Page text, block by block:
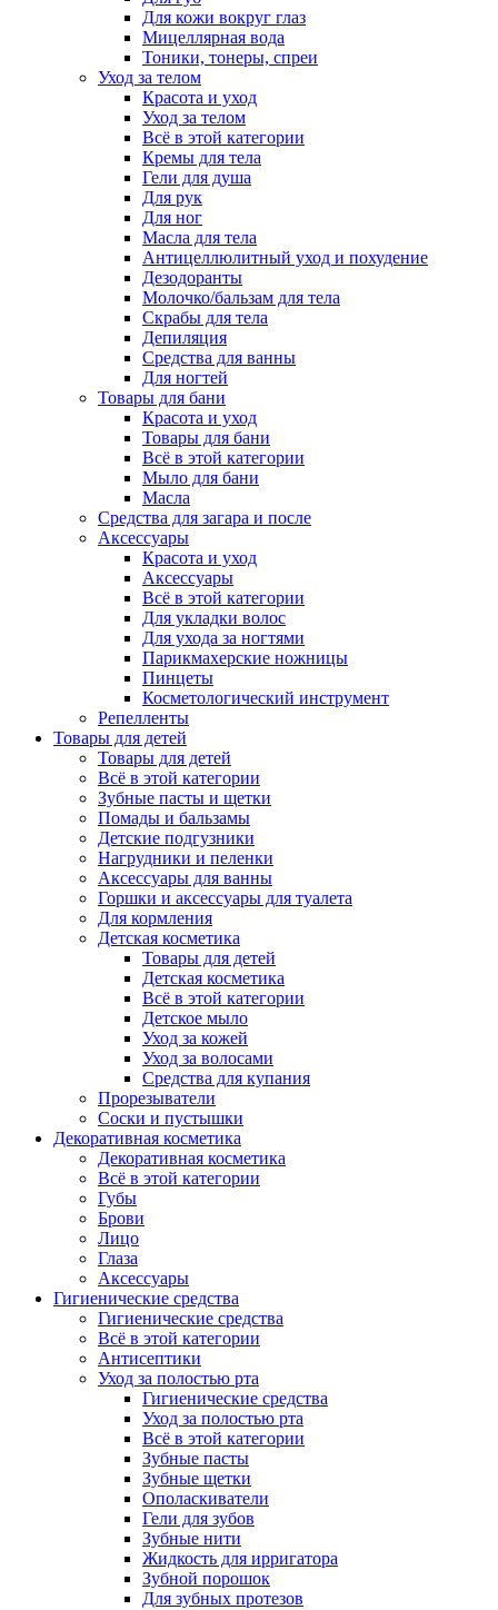
Для кожи вокруг глаз
Мицеллярная вода
Тоники, тонеры, спреи
Уход за телом
Красота и уход
Уход за телом
Всё в этой категории
Кремы для тела
Гели для душа
Для рук
Для ног
Масла для тела
Антицеллюлитный уход и похудение
Дезодоранты
Молочко/бальзам для тела
Скрабы для тела
Депиляция
Средства для ванны
Для ногтей
Товары для бани
Красота и уход
Товары для бани
Всё в этой категории
Мыло для бани
Масла
Средства для загара и после
Аксессуары
Красота и уход
Аксессуары
Всё в этой категории
Для укладки волос
Для ухода за ногтями
Парикмахерские ножницы
Пинцеты
Косметологический инструмент
Репелленты
Товары для детей
Товары для детей
Всё в этой категории
Зубные пасты и щетки
Помады и бальзамы
Детские подгузники
Нагрудники и пеленки
Аксессуары для ванны
Горшки и аксессуары для туалета
Для кормления
Детская косметика
Товары для детей
Детская косметика
Всё в этой категории
Детское мыло
Уход за кожей
Уход за волосами
Средства для купания
Прорезыватели
Соски и пустышки
Декоративная косметика
Декоративная косметика
Всё в этой категории
Губы
Брови
Лицо
Глаза
Аксессуары
Гигиенические средства
Гигиенические средства
Всё в этой категории
Антисептики
Уход за полостью рта
Гигиенические средства
Уход за полостью рта
Всё в этой категории
Зубные пасты
Зубные щетки
Ополаскиватели
Гели для зубов
Зубные нити
Жидкость для ирригатора
Зубной порошок
Для зубных протезов